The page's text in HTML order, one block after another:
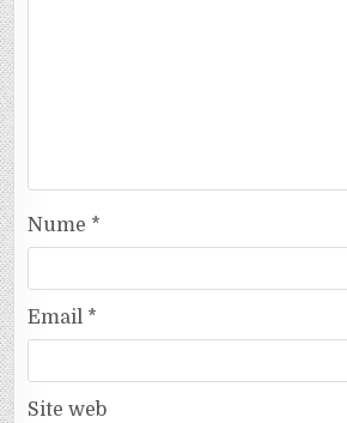
Nume *
Email *
Site web